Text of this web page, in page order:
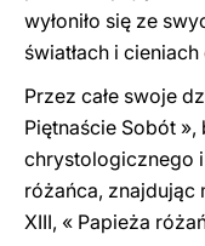
wyłoniło się ze
światłach i
Przez całe swoje
Piętnaście Sobót »,
chrystologicznego
różańca, znajdując
XIII, « Papieża